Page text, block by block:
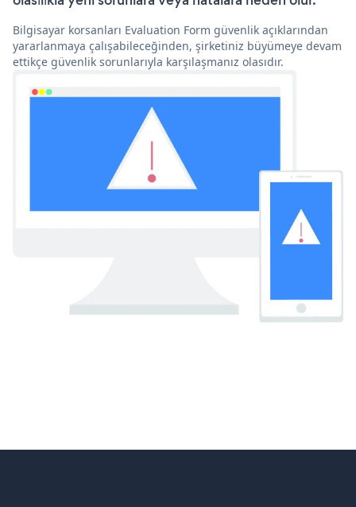
Bilgisayar korsanları Evaluation Form güvenlik açıklarından
yararlanmaya çalışabileceğinden, şirketiniz büyümeye devam
ettikçe güvenlik sorunlarıyla karşılaşmanız olasıdır.